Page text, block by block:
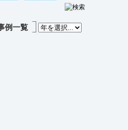
例一覧